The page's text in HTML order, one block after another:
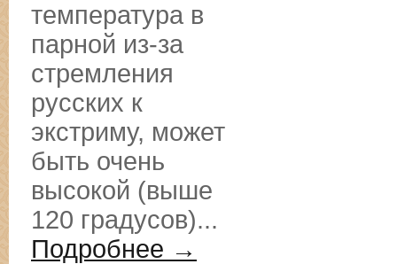
температура в
парной из-за
стремления
русских к
экстриму, может
быть очень
высокой (выше
120 градусов)...
Подробнее →